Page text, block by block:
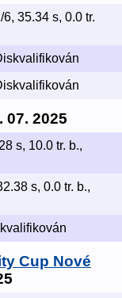
6, 35.34 s, 0.0 tr.
07. 2025
s, 10.0 tr. b.,
s, 0.0 tr. b.,
Cup Nové